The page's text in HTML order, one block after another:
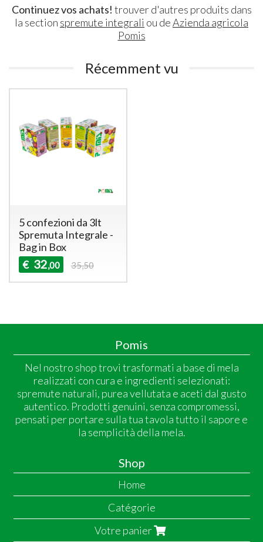
Continuez vos achats! trouver d'autres produits dans
la section spremute integrali ou deAzienda agricola
Pomis
Récemment vu
5 confezioni da 3lt
Spremuta Integrale -
Bag in Box
€ 32,00 35,50
Pomis
Nel nostro shop trovi trasformati a base di mela
realizzati con cura e ingredienti selezionati:
spremute naturali, purea vellutata e aceti dal gusto
autentico. Prodotti genuini, senza compromessi,
pensati per portare sulla tua tavola tutto il sapore e
la semplicità della mela.
Shop
Home
Catégorie
Votre panier